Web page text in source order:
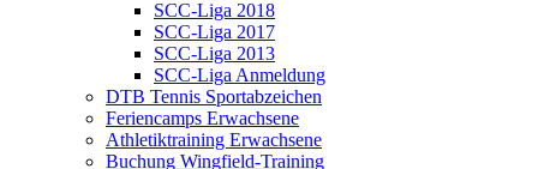
SCC-Liga 2018
SCC-Liga 2017
SCC-Liga 2013
SCC-Liga Anmeldung
DTB Tennis Sportabzeichen
Feriencamps Erwachsene
Athletiktraining Erwachsene
Buchung Wingfield-Training